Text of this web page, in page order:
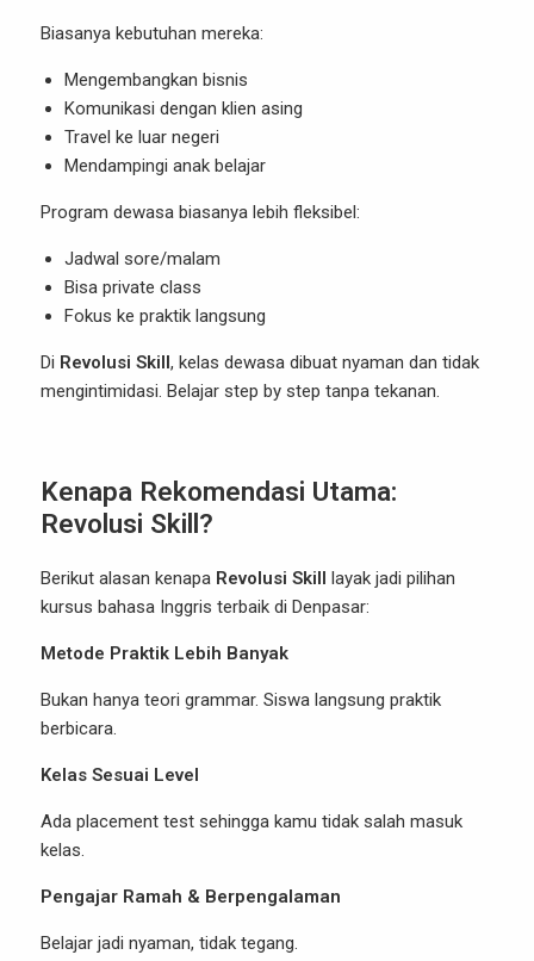
Biasanya kebutuhan mereka:
Mengembangkan bisnis
Komunikasi dengan klien asing
Travel ke luar negeri
Mendampingi anak belajar
Program dewasa biasanya lebih fleksibel:
Jadwal sore/malam
Bisa private class
Fokus ke praktik langsung
Di Revolusi Skill, kelas dewasa dibuat nyaman dan tidak
mengintimidasi. Belajar step by step tanpa tekanan.
Kenapa Rekomendasi Utama:
Revolusi Skill?
Berikut alasan kenapa Revolusi Skill layak jadi pilihan
kursus bahasa Inggris terbaik di Denpasar:
Metode Praktik Lebih Banyak
Bukan hanya teori grammar. Siswa langsung praktik
berbicara.
Kelas Sesuai Level
Ada placement test sehingga kamu tidak salah masuk
kelas.
Pengajar Ramah & Berpengalaman
Belajar jadi nyaman, tidak tegang.